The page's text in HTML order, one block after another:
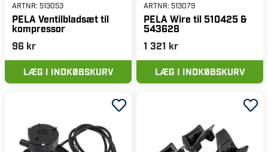
ARTNR: 513053
PELA Ventilbladsæt til
kompressor
96 kr
LÆG I INDKØBSKURV
ARTNR: 513079
PELA Wire til 510425 &
543628
1 321 kr
LÆG I INDKØBSKURV